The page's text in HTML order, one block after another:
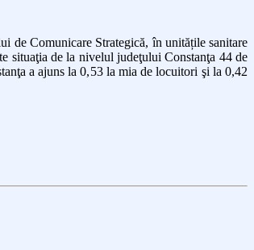
de Comunicare Strategică, în unitățile sanitare
situaţia de la nivelul judeţului Constanţa 44de
a ajuns la 0,53 la mia de locuitori şi la 0,42